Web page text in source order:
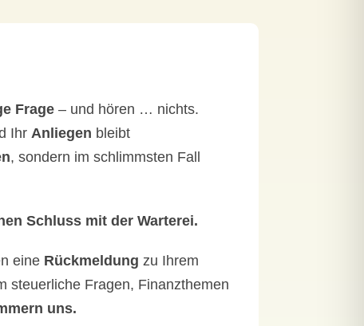
Frage– und hören … nichts.
Ihr Anliegen bleibt
, sondern im schlimmsten Fall
Schluss mit der Warterei.
eine Rückmeldung zu Ihrem
steuerliche Fragen, Finanzthemen
uns.